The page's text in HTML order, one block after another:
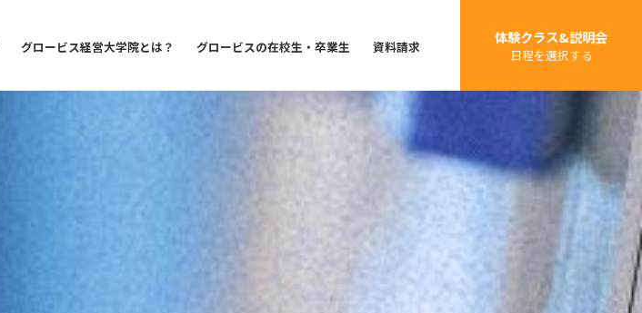
グロービス経営大学院とは？ グロービスの在校生・卒業生 資料請求 体験クラス&説明会
日程を選択する